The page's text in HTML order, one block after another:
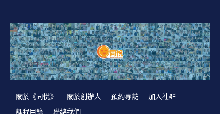
關於《同悅》 關於創辦人 預約專訪
加入社群
課程目錄
聯絡我們